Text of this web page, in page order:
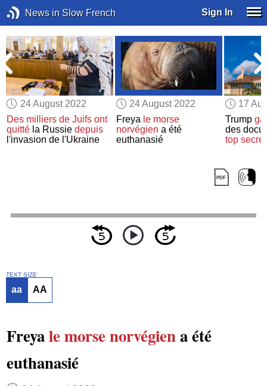
News in Slow French Sign In
24 August 2022
Des milliers de Juifs ont
quitté la Russiedepuis
l'invasion de l'Ukraine
24 August 2022
Freya le morse
norvégien a été
euthanasié
17
Trump
des
top secret
TEXT SIZE
aa AA
Freyale morse norvégiena été
euthanasié